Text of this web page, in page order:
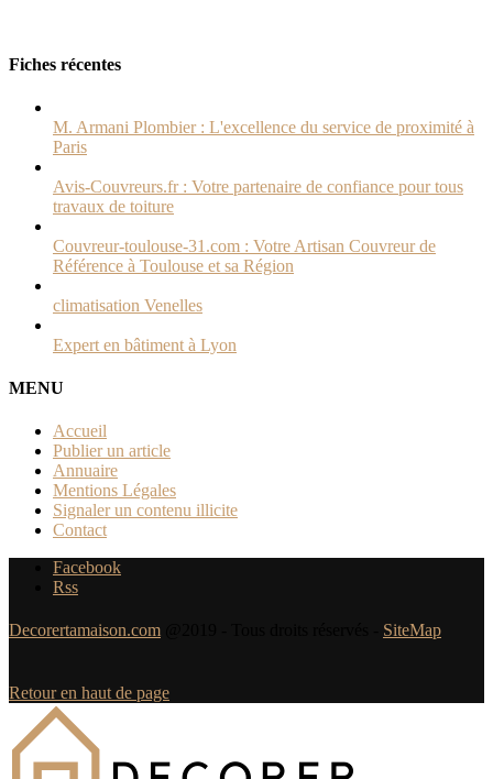
Fiches récentes
M. Armani Plombier : L'excellence du service de proximité à
Paris
Avis-Couvreurs.fr : Votre partenaire de confiance pour tous
travaux de toiture
Couvreur-toulouse-31.com : Votre Artisan Couvreur de
Référence à Toulouse et sa Région
climatisation Venelles
Expert en bâtiment à Lyon
MENU
Accueil
Publier un article
Annuaire
Mentions Légales
Signaler un contenu illicite
Contact
Facebook
Rss
Decorertamaison.com SiteMap
Retour en haut de page